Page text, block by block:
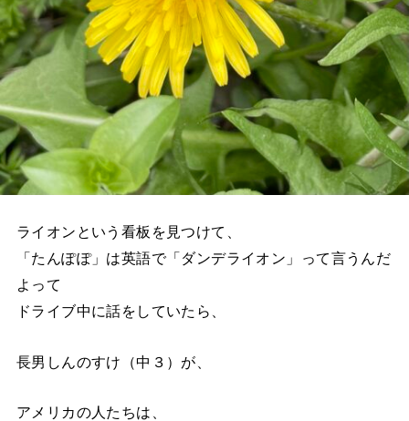
ライオンという看板を見つけて、
「たんぽぽ」は英語で「ダンデライオン」って言うんだ
よって
ドライブ中に話をしていたら、
長男しんのすけ（中３）が、
アメリカの人たちは、